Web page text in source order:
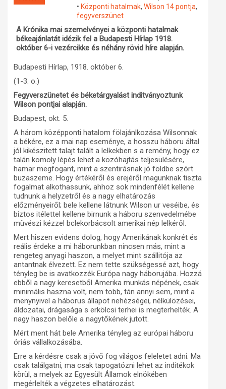
Műhelymunkák
• Központi hatalmak, Wilson 14 pontja,
fegyverszünet
A Krónika mai szemelvényei a központi hatalmak
békeajánlatát idézik fel a Budapesti Hírlap 1918.
október 6-i vezércikke és néhány rövid híre alapján.
Budapesti Hírlap, 1918. október 6.
(1-3. o.)
Fegyverszünetet és béketárgyalást inditványoztunk
Wilson pontjai alapján.
Budapest, okt. 5.
A három középponti hatalom fölajánlkozása Wilsonnak
a békére, ez a mai nap eseménye, a hosszu háboru által
jól kikészitett talajt talált a lelkekben s a remény, hogy ez
talán komoly lépés lehet a közóhajtás teljesülésére,
hamar megfogant, mint a szentirásnak jó földbe szórt
buzaszeme. Hogy értékéről és erejéről magunknak tiszta
fogalmat alkothassunk, ahhoz sok mindenfélét kellene
tudnunk a helyzetről és a nagy elhatározás
előzményeiről; bele kellene látnunk Wilson ur veséibe, és
biztos itélettel kellene birnunk a háboru szenvedelmébe
müvészi kézzel bclekorbácsolt amerikai nép lelkéről.
Mert hiszen evidens dolog, hogy Amerikának konkrét és
reális érdeke a mi háborunkban nincsen más, mint a
rengeteg anyagi haszon, a melyet mint szállitója az
antantnak élvezett. Ez nem tette szükségessé azt, hogy
tényleg be is avatkozzék Európa nagy háborujába. Hozzá
ebből a nagy keresetből Amerika munkás népének, csak
minimális haszna volt, nem több, tán annyi sem, mint a
menynyivel a háborus állapot nehézségei, nélkülözései,
áldozatai, drágasága s erkölcsi terhei is megterhelték. A
nagy haszon belőle a nagytőkének jutott.
Mért ment hát bele Amerika tényleg az európai háboru
óriás vállalkozásába.
Erre a kérdésre csak a jövő fog világos feleletet adni. Ma
csak találgatni, ma csak tapogatózni lehet az inditékok
körül, a melyek az Egyesült Államok elnökében
megérlelték a végzetes elhatározást.